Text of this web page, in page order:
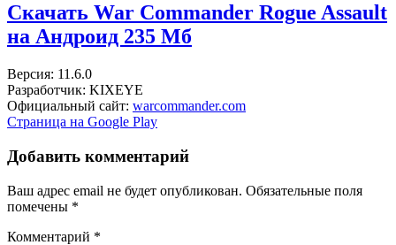
Скачать War Commander Rogue Assault
на Андроид 235 Мб
Версия: 11.6.0
Разработчик: KIXEYE
Официальный сайт: warcommander.com
Страница на Google Play
Добавить комментарий
Ваш адрес email не будет опубликован. Обязательные поля
помечены *
Комментарий *